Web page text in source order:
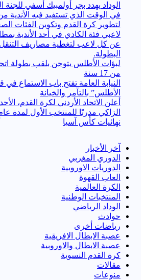
الوداد يهدد بجر أولمبيك أسفي للجنة
في الوقت الذي تستفيد فيه
لتطوير كرة القدم وتكوين الفئات
عن كل لاعب لتغطية مصاريف
البطولة.
لبؤات الأطلس يتوجن بلقب بطولة
من 17 سنة
النيابة العامة تفتح باب الاستماع
الأطلس” بالتآمر والخيانة
أعلن الاتحاد الأردني لكرة القدم،
الزاكي مدربًا للمنتخب الأول لمدة
نهائيات كأس آسيا
آخر الأخبار
الدوري المغربي
الدوريات الاوروبية
العاب القهوة
الكرة العالمية
المنتخبات الوطنية
الوداد الرياضي
حوادث
رياضات أخرى
عصبة الابطال الافريقية
عصبة الابطال والاوروبية
كرة القدم النسوية
مقالات
منوعات